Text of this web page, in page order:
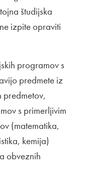
študijska
izpite opraviti
programov s
predmete iz
s primerljivim
(matematika,
kemija)
obveznih